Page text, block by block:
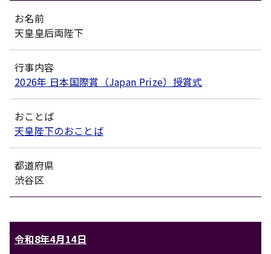
お名前
天皇皇后両陛下
行事内容
2026年 日本国際賞（Japan Prize）授賞式
おことば
天皇陛下のおことば
都道府県
渋谷区
令和8年4月14日